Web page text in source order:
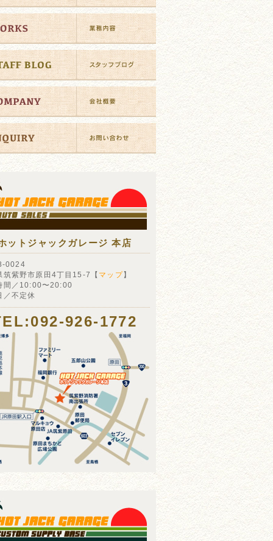
ットジャックガレージ 本店
0024
筑紫野市原田4丁目15-7【 マップ】
間／10:00〜20:00
／不定休
926-1772